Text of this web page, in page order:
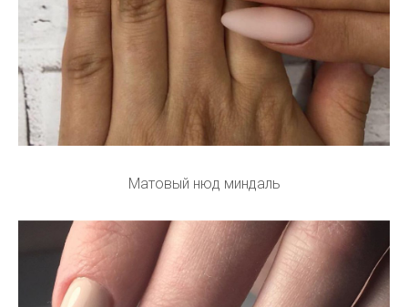
Матовый нюд миндаль